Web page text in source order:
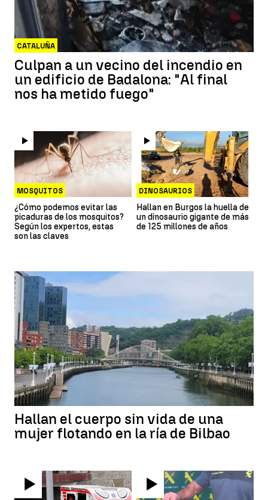
CATALUÑA
Culpan a un vecino del incendio en
un edificio de Badalona: "Al final
nos ha metido fuego"
MOSQUITOS
¿Cómo podemos evitar las
picaduras de los mosquitos?
Según los expertos, estas
son las claves
DINOSAURIOS
Hallan en Burgos la huella de
un dinosaurio gigante de más
de 125 millones de años
Hallan el cuerpo sin vida de una
mujer flotando en la ría de Bilbao